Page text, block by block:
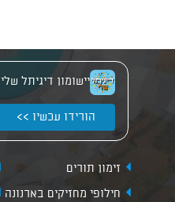
יישומון דיגיתל שלי
הורידו עכשיו >>
זימון תורים
חילופי מחזיקים בארנונה